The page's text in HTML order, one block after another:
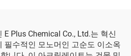
Plus Chemical Co., Ltd.는 혁신
필수적인 모노머인 고순도 이소옥